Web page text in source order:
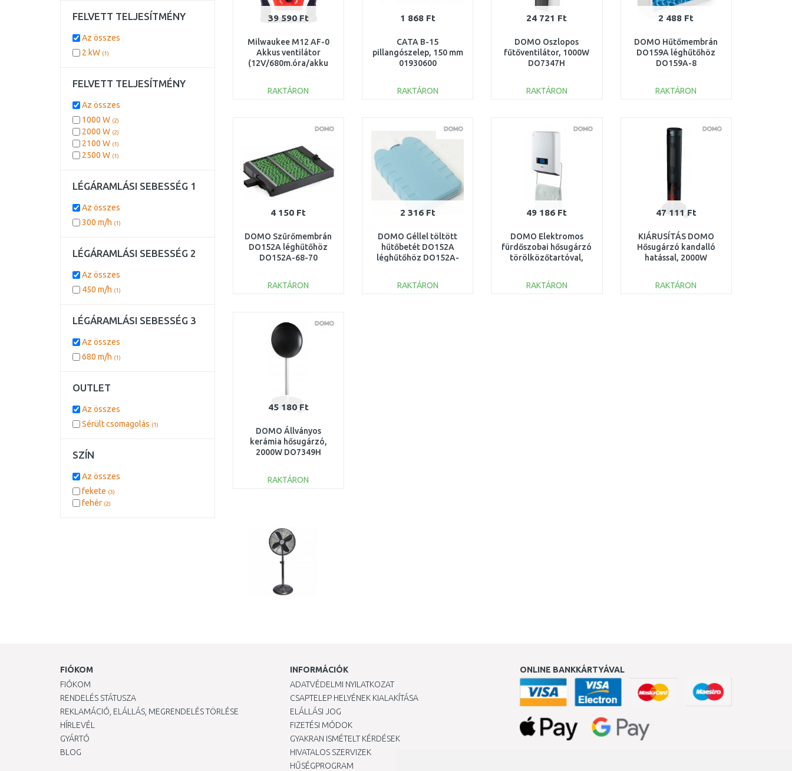
39 590 Ft
Milwaukee M12 AF-0
Akkus ventilátor
(12V/680m.óra/akku
RAKTÁRON
Összehasonlítás
1 868 Ft
CATA B-15
pillangószelep, 150 mm
01930600
RAKTÁRON
Összehasonlítás
24 721 Ft
DOMO Oszlopos
fűtőventilátor, 1000W
DO7347H
RAKTÁRON
Összehasonlítás
2 488 Ft
DOMO Hűtőmembrán
DO159A léghűtőhöz
DO159A-8
RAKTÁRON
Összehasonlítás
4 150 Ft
DOMO Szűrőmembrán
DO152A léghűtőhöz
DO152A-68-70
RAKTÁRON
Összehasonlítás
2 316 Ft
DOMO Géllel töltött
hűtőbetét DO152A
léghűtőhöz DO152A-
RAKTÁRON
49 186 Ft
DOMO Elektromos
fürdőszobai hősugárzó
törölközőtartóval,
RAKTÁRON
47 111 Ft
KIÁRUSÍTÁS DOMO
Hősugárzó kandalló
hatással, 2000W
CSOMAGOLÁS
RAKTÁRON
45 180 Ft
DOMO Állványos
kerámia hősugárzó,
2000W DO7349H
RAKTÁRON
FELVETT TELJESÍTMÉNY
Az összes
2 kW (1)
FELVETT TELJESÍTMÉNY
Az összes
1000 W (2)
2000 W (2)
2100 W (1)
2500 W (1)
LÉGÁRAMLÁSI SEBESSÉG 1
Az összes
300 m/h (1)
LÉGÁRAMLÁSI SEBESSÉG 2
Az összes
450 m/h (1)
LÉGÁRAMLÁSI SEBESSÉG 3
Az összes
680 m/h (1)
OUTLET
Az összes
Sérült csomagolás (1)
SZÍN
Az összes
fekete (3)
fehér (2)
FIÓKOM
FIÓKOM
RENDELÉS STÁTUSZA
REKLAMÁCIÓ, ELÁLLÁS, MEGRENDELÉS TÖRLÉSE
HÍRLEVÉL
GYÁRTÓ
BLOG
INFORMÁCIÓK
ADATVÉDELMI NYILATKOZAT
CSAPTELEP HELYÉNEK KIALAKÍTÁSA
ELÁLLÁSI JOG
FIZETÉSI MÓDOK
GYAKRAN ISMÉTELT KÉRDÉSEK
HIVATALOS SZERVIZEK
HŰSÉGPROGRAM
ONLINE BANKKÁRTYÁVAL